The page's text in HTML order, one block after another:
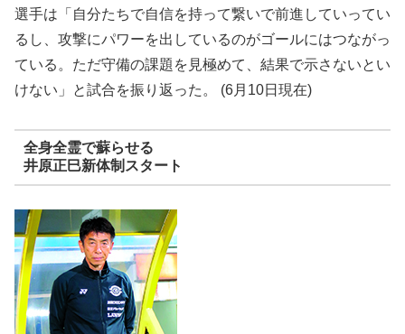
選手は「自分たちで自信を持って繋いで前進していってい
るし、攻撃にパワーを出しているのがゴールにはつながっ
ている。ただ守備の課題を見極めて、結果で示さないとい
けない」と試合を振り返った。 (6月10日現在)
全身全霊で蘇らせる
井原正巳新体制スタート